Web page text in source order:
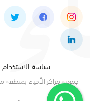
سياسة الاستخدام
جمعية مراكز الأحياء بمنطقة